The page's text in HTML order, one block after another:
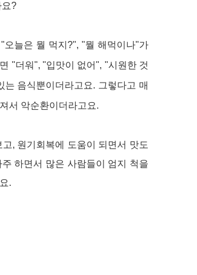
?
"오늘은 뭘 먹지?", "뭘 해먹이나"가
"더워", "입맛이 없어", "시원한 것
는 음식뿐이더라고요. 그렇다고 매
서 악순환이더라고요.
고, 원기회복에 도움이 되면서 맛도
하면서 많은 사람들이 엄지 척을
.